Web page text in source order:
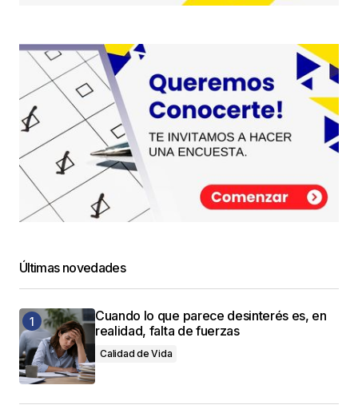
Últimas novedades
Cuando lo que parece desinterés es, en
realidad, falta de fuerzas
Calidad de Vida